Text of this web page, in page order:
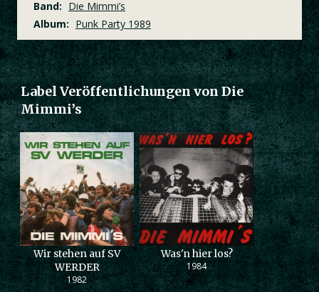
Band: Die Mimmi’s
Album: Punk Party 1989
Label Veröffentlichungen von Die
Mimmi’s
Wir stehen auf SV
WERDER
1982
Was'n hier los?
1984